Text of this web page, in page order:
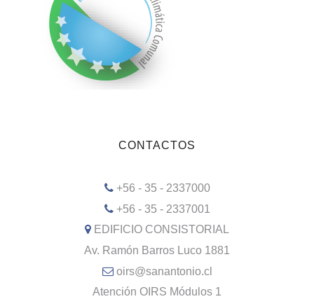
CONTACTOS
+56 - 35 - 2337000
+56 - 35 - 2337001
EDIFICIO CONSISTORIAL
Av. Ramón Barros Luco 1881
oirs@sanantonio.cl
Atención OIRS Módulos 1